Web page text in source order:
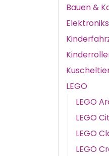
Bauen &
LEGO
LEGO
LEGO
LEGO
LEGO